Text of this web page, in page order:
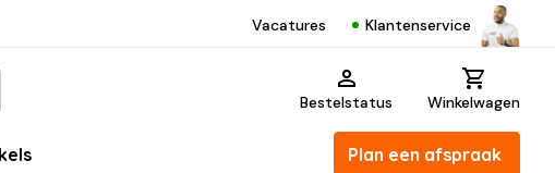
Vacatures Klantenservice
Bestelstatus Winkelwagen
Plan een afspraak